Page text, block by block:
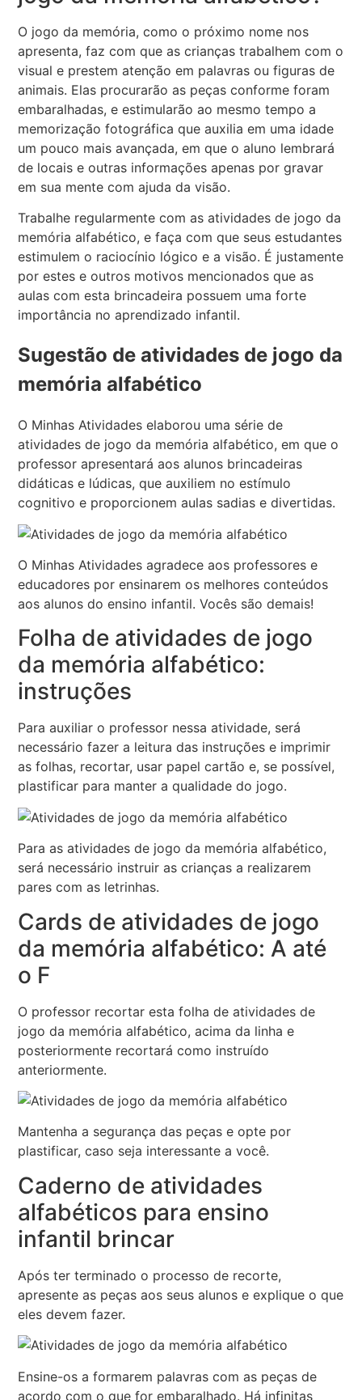
O jogo da memória, como o próximo nome nos
apresenta, faz com que as crianças trabalhem com o
visual e prestem atenção em palavras ou figuras de
animais. Elas procurarão as peças conforme foram
embaralhadas, e estimularão ao mesmo tempo a
memorização fotográfica que auxilia em uma idade
um pouco mais avançada, em que o aluno lembrará
de locais e outras informações apenas por gravar
em sua mente com ajuda da visão.
Trabalhe regularmente com as atividades de jogo da
memória alfabético, e faça com que seus estudantes
estimulem o raciocínio lógico e a visão. É justamente
por estes e outros motivos mencionados que as
aulas com esta brincadeira possuem uma forte
importância no aprendizado infantil.
Sugestão de atividades de jogo da
memória alfabético
O Minhas Atividades elaborou uma série de
atividades de jogo da memória alfabético, em que o
professor apresentará aos alunos brincadeiras
didáticas e lúdicas, que auxiliem no estímulo
cognitivo e proporcionem aulas sadias e divertidas.
O Minhas Atividades agradece aos professores e
educadores por ensinarem os melhores conteúdos
aos alunos do ensino infantil. Vocês são demais!
Folha de atividades de jogo
da memória alfabético:
instruções
Para auxiliar o professor nessa atividade, será
necessário fazer a leitura das instruções e imprimir
as folhas, recortar, usar papel cartão e, se possível,
plastificar para manter a qualidade do jogo.
Para as atividades de jogo da memória alfabético,
será necessário instruir as crianças a realizarem
pares com as letrinhas.
Cards de atividades de jogo
da memória alfabético: A até
o F
O professor recortar esta folha de atividades de
jogo da memória alfabético, acima da linha e
posteriormente recortará como instruído
anteriormente.
Mantenha a segurança das peças e opte por
plastificar, caso seja interessante a você.
Caderno de atividades
alfabéticos para ensino
infantil brincar
Após ter terminado o processo de recorte,
apresente as peças aos seus alunos e explique o que
eles devem fazer.
Ensine-os a formarem palavras com as peças de
acordo com o que for embaralhado. Há infinitas